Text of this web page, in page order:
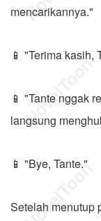
mencarikannya."
📱 "Terima kasih,
📱 "Tante nggak
langsung
📱 "Bye, Tante."
Setelah menutup